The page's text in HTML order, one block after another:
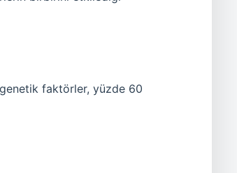
faktörler, yüzde 60